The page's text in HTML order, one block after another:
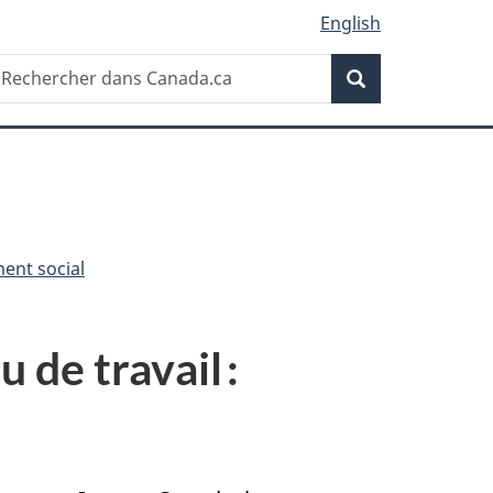
English
Recherche
social
de travail :